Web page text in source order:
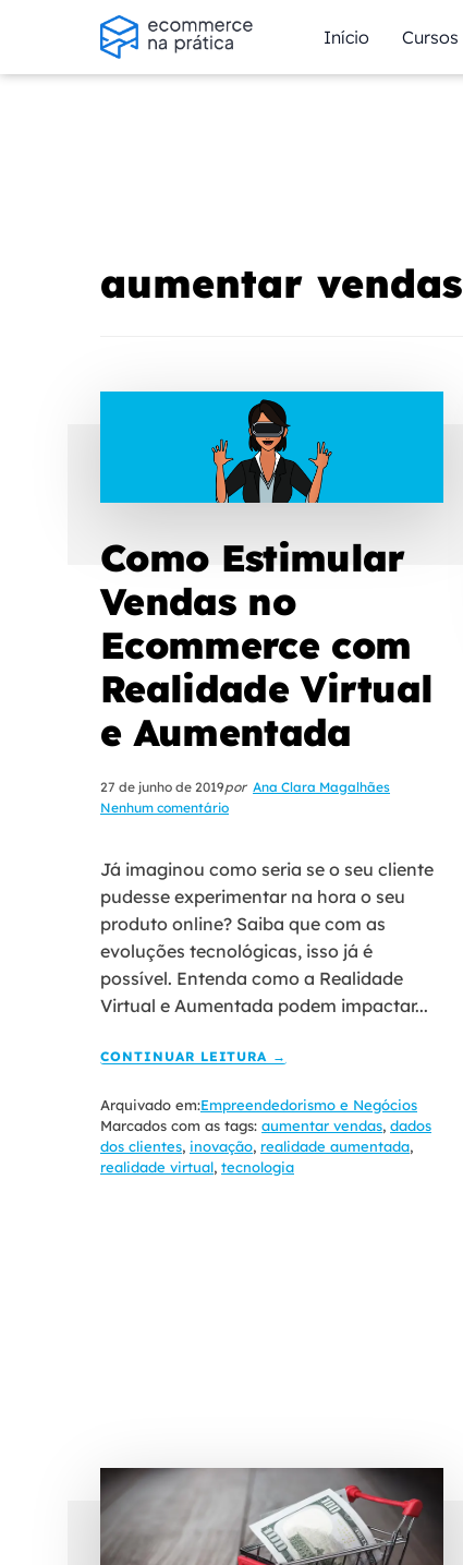
Início Cursos
aumentar vendas
Como Estimular
Vendas no
Ecommerce com
Realidade Virtual
e Aumentada
27 de junho de 2019por Ana Clara Magalhães
Nenhum comentário
Já imaginou como seria se o seu cliente
pudesse experimentar na hora o seu
produto online? Saiba que com as
evoluções tecnológicas, isso já é
possível. Entenda como a Realidade
Virtual e Aumentada podem impactar...
CONTINUAR LEITURA →
Arquivado em:Empreendedorismo e Negócios
Marcados com as tags: aumentar vendas, dados
dos clientes, inovação, realidade aumentada,
realidade virtual, tecnologia